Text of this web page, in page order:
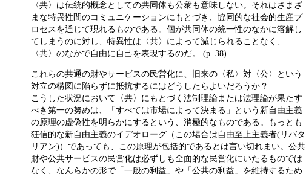
〈共〉は伝統的概念としての共同体も公衆も意味しない。それはさまざ
まな特異性間のコミュニケーションにもとづき、協同的な社会的生産プ
ロセスを通じて現れるものである。個が共同体の統一性のなかに溶解し
てしまうのに対し、特異性は〈共〉によって減じられることなく、
〈共〉のなかで自由に自己を表現するのだ。 (p. 38)
これらの共通の財やサービスの民営化に、旧来の〈私〉対〈公〉という
対立の構図に陥らずに抵抗するにはどうしたらよいだろうか？
こうした状況において〈共〉にもとづく法制理論または法理論が果たす
べき第一の努めは、「すべては市場によって決まる」という新自由主義
の原理の虚偽性を明らかにするという、消極的なものである。もっとも
狂信的な新自由主義のイデオローグ（この場合は自由至上主義者(リバタ
リアン)）であっても、この原理が包括的であるとは言い切れまい。公共
財や公共サービスの民営化は必ずしも全面的な民営化にいたるものでは
なく、なんらかの形で「一般の利益」や「公共の利益」を維持するため